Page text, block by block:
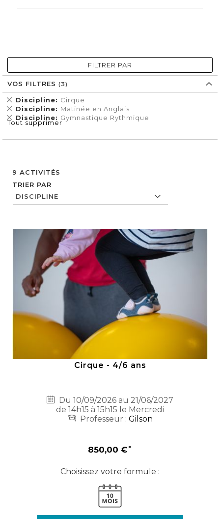
9 ACTIVITÉS
TRIER PAR
Cirque - 4/6 ans
Du 10/09/2026 au 21/06/2027
de 14h15 à 15h15 le Mercredi
Professeur : Gilson
850,00 €
Choisissez votre formule :
FILTRER PAR
VOS FILTRES
Discipline Cirque
Supprimer
cet
Élément
Discipline Matinée en Anglais
Supprimer
cet
Élément
Discipline Gymnastique Rythmique
Supprimer
cet
Tout supprimer